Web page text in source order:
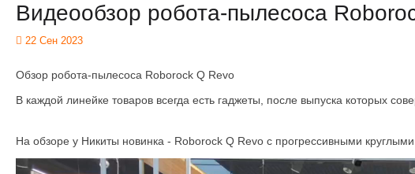
Видеообзор робота-пылесоса
22 Сен 2023
Обзор робота-пылесоса Roborock Q Revo
В каждой линейке товаров всегда есть гаджеты, после выпуска которых
На обзоре у Никиты новинка - Roborock Q Revo с прогрессивными